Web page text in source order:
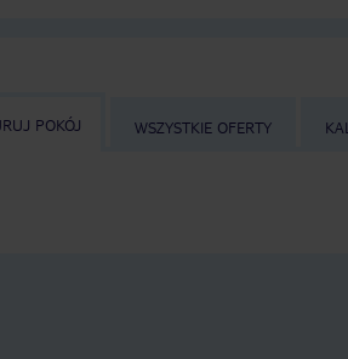
POKÓJ WSZYSTKIE OFERTY